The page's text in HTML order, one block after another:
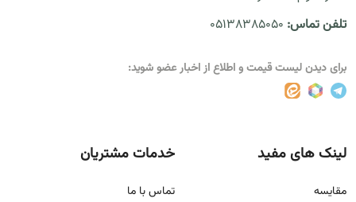
تلفن تماس: 05138385050
برای دیدن لیست قیمت و اطلاع از اخبار عضو شوید:
لینک های مفید
مقايسه
خدمات مشتریان
تماس با ما